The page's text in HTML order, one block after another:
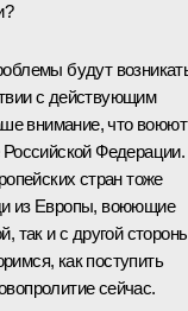
будут
с действующим
внимание, что воюют
Российской Федерации.
стран тоже
из Европы, воюющие
так и с другой
как поступить
сейчас.